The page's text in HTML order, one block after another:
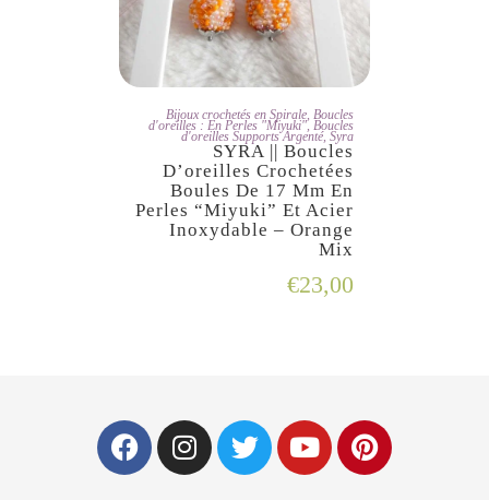
JE L'ADOPTE
Bijoux crochetés en Spirale Boucles
d'oreilles : En Perles "Miyuki", Boucles
d'oreilles Supports Argenté, Syra
SYRA || Boucles
D’oreilles Crochetées
Boules De 17 Mm En
Perles “Miyuki” Et Acier
Inoxydable – Orange
Mix
€23,00